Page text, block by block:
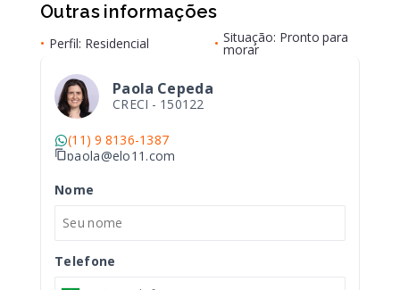
Outras informações
• Perfil: Residencial • Situação: Pronto para
morar
Paola Cepeda
CRECI - 150122
(11) 9 8136-1387
paola@elo11.com
Nome
Telefone